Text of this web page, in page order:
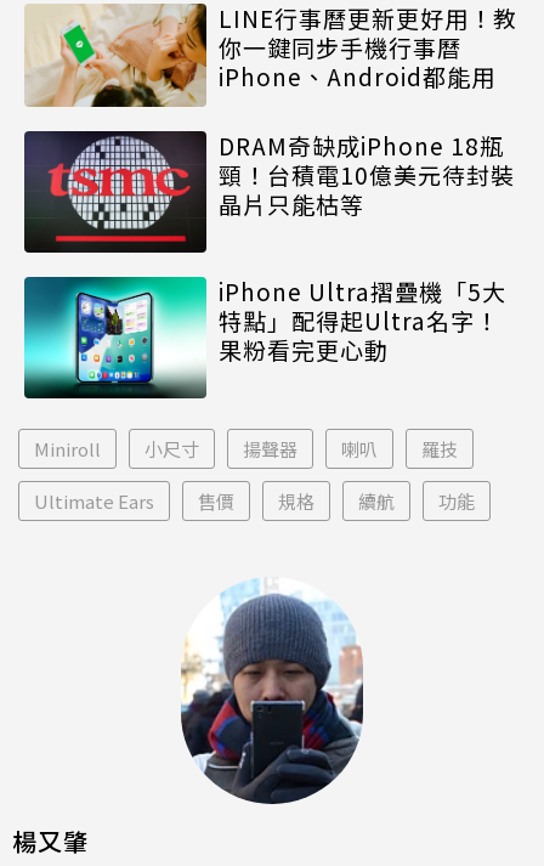
LINE行事曆更新更好用！教
你一鍵同步手機行事曆
iPhone、Android都能用
DRAM奇缺成iPhone 18瓶
頸！台積電10億美元待封裝
晶片只能枯等
iPhone Ultra摺疊機「5大
特點」配得起Ultra名字！
果粉看完更心動
Miniroll 小尺寸 揚聲器 喇叭 羅技
Ultimate Ears 售價 規格 續航 功能
楊又肇